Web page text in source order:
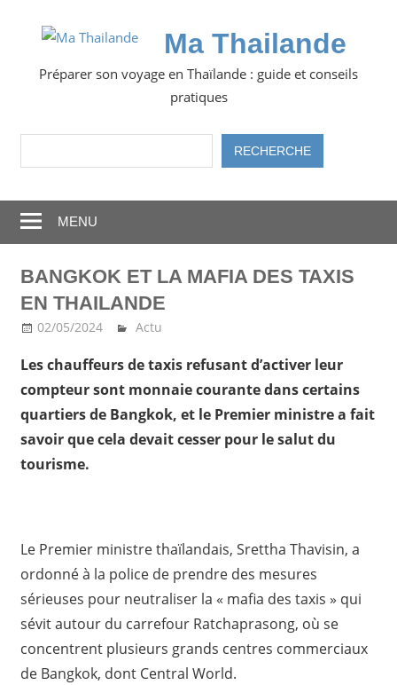
Ma Thailande
Préparer son voyage en Thaïlande : guide et conseils
pratiques
RechercherRECHERCHE
MENU
BANGKOK ET LA MAFIA DES TAXIS
EN THAILANDE
02/05/2024 Ma Thailande
Actu
Les chauffeurs de taxis refusant d’activer leur
compteur sont monnaie courante dans certains
quartiers de Bangkok, et le Premier ministre a fait
savoir que cela devait cesser pour le salut du
tourisme.
Le Premier ministre thaïlandais, Srettha Thavisin, a
ordonné à la police de prendre des mesures
sérieuses pour neutraliser la « mafia des taxis » qui
sévit autour du carrefour Ratchaprasong, où se
concentrent plusieurs grands centres commerciaux
de Bangkok, dont Central World.